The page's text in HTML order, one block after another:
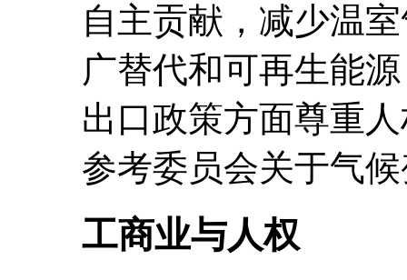
自主贡献，减少温
广替代和可再生能
出口政策方面尊重
参考委员会关于气
工商业与人权